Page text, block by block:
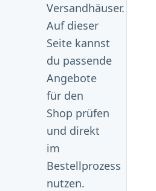
Versandhäuser.
Auf dieser
Seite kannst
du passende
Angebote
für den
Shop prüfen
und direkt
im
Bestellprozess
nutzen.